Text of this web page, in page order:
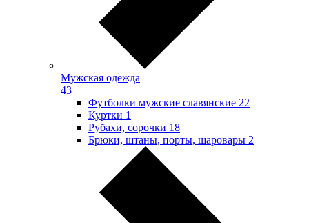
Мужская одежда
43
Футболки мужские славянские 22
Куртки 1
Рубахи, сорочки 18
Брюки, штаны, порты, шаровары 2